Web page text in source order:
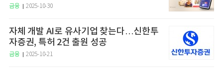
금융 2025-10-30
자체 개발 AI로 유사기업 찾는다…신한투
자증권, 특허 2건 출원 성공
금융 2025-10-21